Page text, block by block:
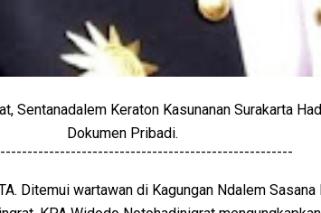
Sentanadalem Keraton Kasunanan Surakarta
Dokumen Pribadi.
Ditemui wartawan di Kagungan Ndalem